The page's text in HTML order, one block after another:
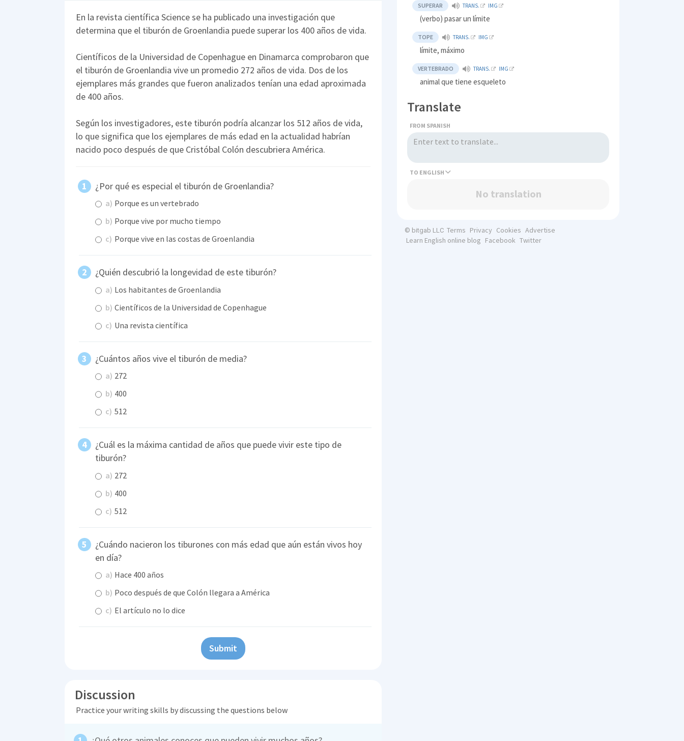
En la revista científica Science se ha publicado una investigación que
determina que el tiburón de Groenlandia puede superar los 400 años de vida.
Científicos de la Universidad de Copenhague en Dinamarca comprobaron que
el tiburón de Groenlandia vive un promedio 272 años de vida. Dos de los
ejemplares más grandes que fueron analizados tenían una edad aproximada
de 400 años.
Según los investigadores, este tiburón podría alcanzar los 512 años de vida,
lo que significa que los ejemplares de más edad en la actualidad habrían
nacido poco después de que Cristóbal Colón descubriera América.
¿Por qué es especial el tiburón de Groenlandia?
a) Porque es un vertebrado
b) Porque vive por mucho tiempo
c) Porque vive en las costas de Groenlandia
¿Quién descubrió la longevidad de este tiburón?
a) Los habitantes de Groenlandia
b) Científicos de la Universidad de Copenhague
c) Una revista científica
¿Cuántos años vive el tiburón de media?
a) 272
b) 400
c) 512
¿Cuál es la máxima cantidad de años que puede vivir este tipo de
tiburón?
a) 272
b) 400
c) 512
¿Cuándo nacieron los tiburones con más edad que aún están vivos hoy
en día?
a) Hace 400 años
b) Poco después de que Colón llegara a América
c) El artículo no lo dice
Submit
Discussion
Practice your writing skills by discussing the questions below
SUPERAR TRANS. IMG
(verbo) pasar un límite
TOPE TRANS. IMG
límite, máximo
VERTEBRADO TRANS. IMG
animal que tiene esqueleto
Translate
FROM SPANISH
TO
No translation
© bitgab LLC Terms Privacy Cookies Advertise
Learn English online blog Facebook Twitter